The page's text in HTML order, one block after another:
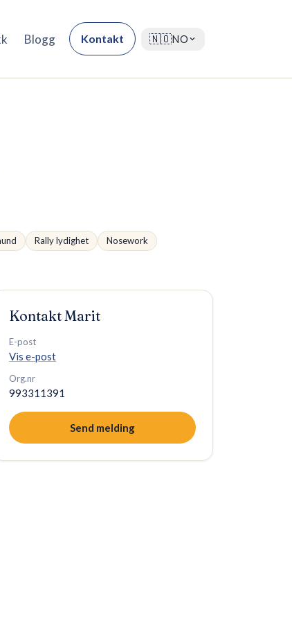
Blogg Kontakt 🇳🇴NO
Rally lydighet Nosework
KontaktMarit
E-post
Vis e-post
Org.nr
993311391
Send melding